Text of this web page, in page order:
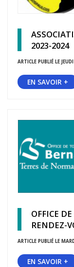
2023-2024
ARTICLE PUBLIÉ LE
EN SAVOIR +
OFFICE
RENDEZ-
ARTICLE PUBLIÉ LE
EN SAVOIR +